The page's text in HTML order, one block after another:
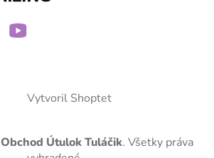
Vytvoril Shoptet
Obchod Útulok Tuláčik. Všetky práva